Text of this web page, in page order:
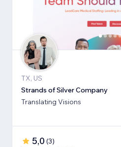
TX, US
Strands of Silver Company
Translating Visions
5,0 (3)